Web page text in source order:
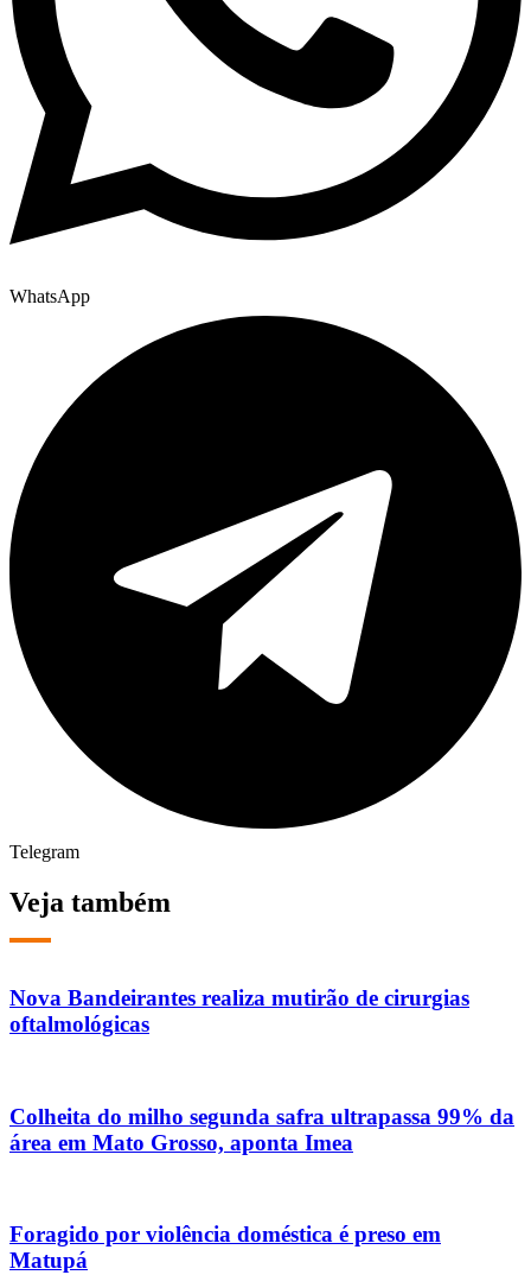
WhatsApp
Telegram
Veja também
Nova Bandeirantes realiza mutirão de cirurgias
oftalmológicas
Colheita do milho segunda safra ultrapassa 99% da
área em Mato Grosso, aponta Imea
Foragido por violência doméstica é preso em
Matupá